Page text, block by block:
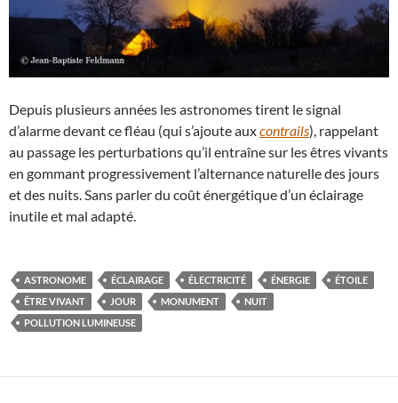
Depuis plusieurs années les astronomes tirent le signal
d’alarme devant ce fléau (qui s’ajoute auxcontrails), rappelant
au passage les perturbations qu’il entraîne sur les êtres vivants
en gommant progressivement l’alternance naturelle des jours
et des nuits. Sans parler du coût énergétique d’un éclairage
inutile et mal adapté.
ASTRONOME ÉCLAIRAGE ÉLECTRICITÉ ÉNERGIE
ÉTOILE
ÊTRE VIVANT
JOUR MONUMENT
NUIT
POLLUTION LUMINEUSE